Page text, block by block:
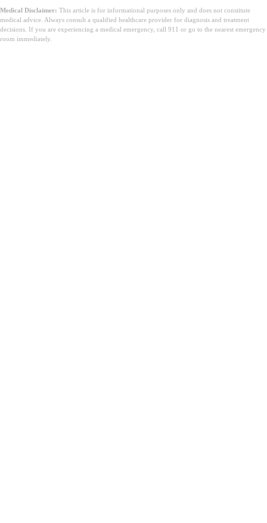
Medical Disclaimer: This article is for informational purposes only and does not constitute
medical advice. Always consult a qualified healthcare provider for diagnosis and treatment
decisions. If you are experiencing a medical emergency, call 911 or go to the nearest emergency
room immediately.